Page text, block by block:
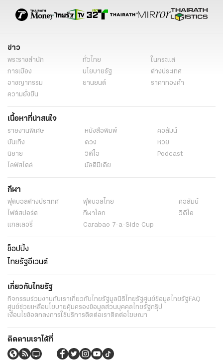
ข่าว
พระราชสำนัก ทั่วไทย
ในกระแส
การเมือง
นโยบายรัฐ
ต่างประเทศ
อาชญากรรม
ยานยนต์
ราคาทองคำ
ความยั่งยืน
เนื้อหาที่น่าสนใจ
รายงานพิเศษ หนังสือพิมพ์
คอลัมน์
บันเทิง
ดวง
หวย
นิยาย
วิดีโอ
Podcast
ไลฟ์สไตล์
มัลติมีเดีย
กีฬา
ฟุตบอลต่่างประเทศ ฟุตบอลไทย
คอลัมน์
ไฟต์สปอร์ต
กีฬาโลก
วิดีโอ
แกลเลอรี่
Carabao 7-a-Side Cup
ช็อปปิ้ง
ไทยรัฐอีเวนต์
เกี่ยวกับไทยรัฐ
กิจกรรมร่วมงานกับเราเกี่ยวกับไทยรัฐมูลนิธิไทยรัฐศูนย์ข้อมูลไทยรัฐFAQ
ศูนย์ช่วยเหลือนโยบายคุ้มครองข้อมูลส่วนบุคคลไทยรัฐกรุ๊ป
เงื่อนไขข้อตกลงการใช้บริการติดต่อเราติดต่อโฆษณา
ติดตามเราได้ที่